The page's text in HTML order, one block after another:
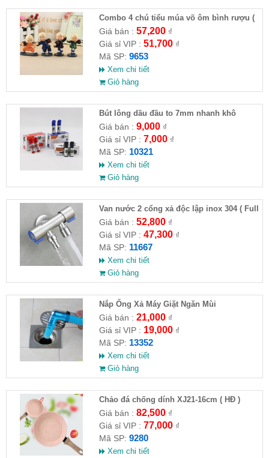
Combo 4 chú tiểu múa võ ôm bình rượu (
HĐ )
Giá bán : 57,200₫
Giá sỉ VIP : 51,700₫
Mã SP: 9653
Xem chi tiết
Giỏ hàng
Bút lông dầu đầu to 7mm nhanh khô
Giá bán : 9,000₫
Giá sỉ VIP : 7,000₫
Mã SP: 10321
Xem chi tiết
Giỏ hàng
Van nước 2 cổng xả độc lập inox 304 ( Full
VAT )
Giá bán : 52,800₫
Giá sỉ VIP : 47,300₫
Mã SP: 11667
Xem chi tiết
Giỏ hàng
Nắp Ống Xả Máy Giặt Ngăn Mùi
Giá bán : 21,000₫
Giá sỉ VIP : 19,000₫
Mã SP: 13352
Xem chi tiết
Giỏ hàng
Chảo đá chống dính XJ21-16cm ( HĐ )
Giá bán : 82,500₫
Giá sỉ VIP : 77,000₫
Mã SP: 9280
Xem chi tiết